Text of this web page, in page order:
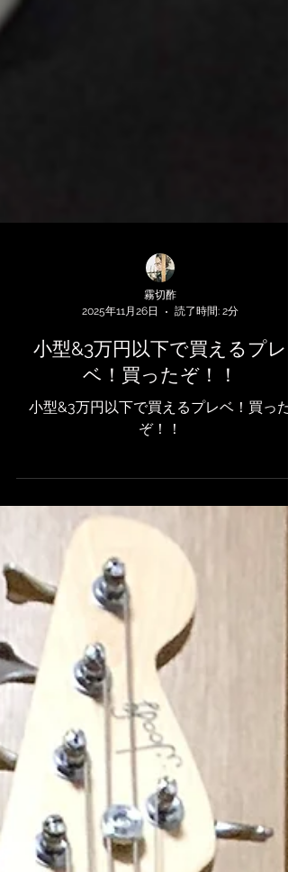
2025年11月26日
読了時間: 2分
小型&3万円以下で買えるプレ
ベ！買ったぞ！！
小型&3万円以下で買えるプレベ！買った